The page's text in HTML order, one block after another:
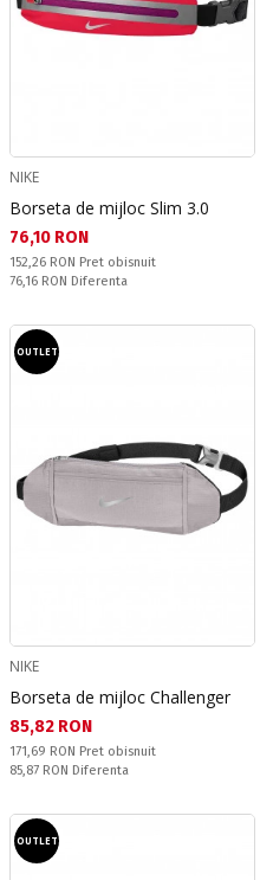
NIKE
Borseta de mijloc Slim 3.0
Текуща цена:
76,10 RON
Pret obisnuit:
152,26 RON Pret obisnuit
Спестявате:
76,16 RON Diferenta
OUTLET
NIKE
Borseta de mijloc Challenger
Текуща цена:
85,82 RON
Pret obisnuit:
171,69 RON Pret obisnuit
Спестявате:
85,87 RON Diferenta
OUTLET